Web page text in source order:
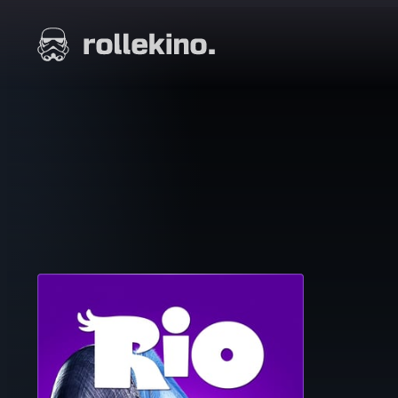
suoraan
sisältöön
Elokuvat ja elokuva-arviot | Rollekino.fi